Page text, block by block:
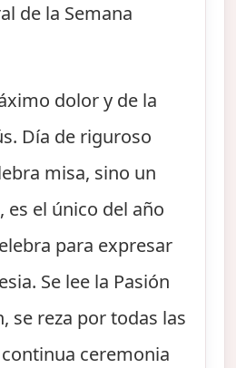
de la Semana
dolor y de la
Día de riguroso
misa, sino un
es el único del año
para expresar
Se lee la Pasión
se reza por todas las
ceremonia